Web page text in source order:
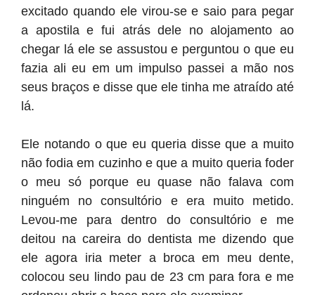
excitado quando ele virou-se e saio para pegar
a apostila e fui atrás dele no alojamento ao
chegar lá ele se assustou e perguntou o que eu
fazia ali eu em um impulso passei a mão nos
seus braços e disse que ele tinha me atraído até
lá.
Ele notando o que eu queria disse que a muito
não fodia em cuzinho e que a muito queria foder
o meu só porque eu quase não falava com
ninguém no consultório e era muito metido.
Levou-me para dentro do consultório e me
deitou na careira do dentista me dizendo que
ele agora iria meter a broca em meu dente,
colocou seu lindo pau de 23 cm para fora e me